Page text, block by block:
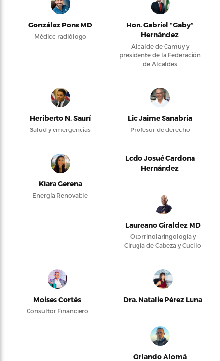
González Pons MD
Médico radiólogo
Hon. Gabriel “Gaby”
Hernández
Alcalde de Camuy y
presidente de la Federación
de Alcaldes
Heriberto N. Saurí
Salud y emergencias
Lic Jaime Sanabria
Profesor de derecho
Kiara Gerena
Energía Renovable
Lcdo Josué Cardona
Hernández
Laureano Giraldez MD
Otorrinolaringología y
Cirugía de Cabeza y Cuello
Moises Cortés
Consultor Financiero
Dra. Natalie Pérez Luna
Orlando Alomá